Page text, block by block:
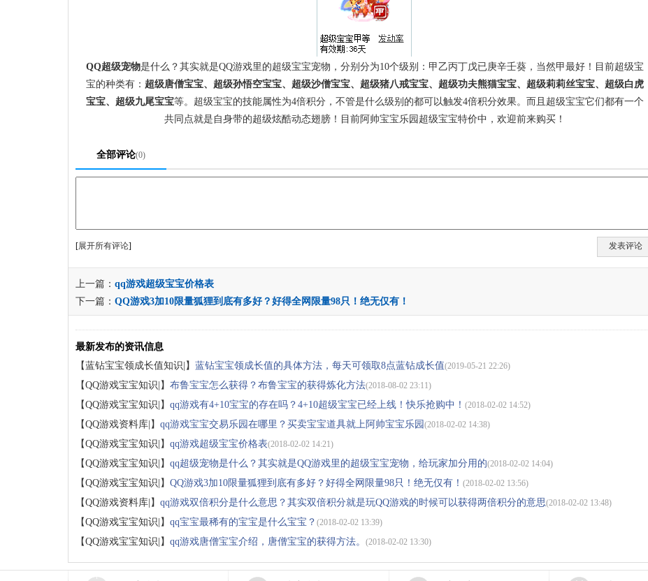
QQ超级宠物是什么？其实就是QQ游戏里的超级宝宝宠物，分别分为10个级别：甲乙丙丁戊已庚辛壬葵，当然甲最好！目前超级宝
宝的种类有： 超级唐僧宝宝、超级孙悟空宝宝、超级沙僧宝宝、超级猪八戒宝宝、超级功夫熊猫宝宝、超级莉莉丝宝宝、超级白虎
宝宝、超级九尾宝宝等。超级宝宝的技能属性为4倍积分，不管是什么级别的都可以触发4倍积分效果。而且超级宝宝它们都有一个
共同点就是自身带的超级炫酷动态翅膀！目前阿帅宝宝乐园超级宝宝特价中，欢迎前来购买！
全部评论(0)
[展开所有评论] 发表评论
上一篇： qq游戏超级宝宝价格表
下一篇： QQ游戏3加10限量狐狸到底有多好？好得全网限量98只！绝无仅有！
最新发布的资讯信息
【蓝钻宝宝领成长值知识|】 蓝钻宝宝领成长值的具体方法，每天可领取8点蓝钻成长值(2019-05-21 22:26)
【QQ游戏宝宝知识|】 布鲁宝宝怎么获得？布鲁宝宝的获得炼化方法(2018-08-02 23:11)
【QQ游戏宝宝知识|】 qq游戏有4+10宝宝的存在吗？4+10超级宝宝已经上线！快乐抢购中！ (2018-02-02 14:52)
【QQ游戏资料库|】 qq游戏宝宝交易乐园在哪里？买卖宝宝道具就上阿帅宝宝乐园 (2018-02-02 14:38)
【QQ游戏宝宝知识|】 qq游戏超级宝宝价格表(2018-02-02 14:21)
【QQ游戏宝宝知识|】 qq超级宠物是什么？其实就是QQ游戏里的超级宝宝宠物，给玩家加分用的(2018-02-02 14:04)
【QQ游戏宝宝知识|】 QQ游戏3加10限量狐狸到底有多好？好得全网限量98只！绝无仅有！ (2018-02-02 13:56)
【QQ游戏资料库|】 qq游戏双倍积分是什么意思？其实双倍积分就是玩QQ游戏的时候可以获得两倍积分的意思(2018-02-02 13:48)
【QQ游戏宝宝知识|】 qq宝宝最稀有的宝宝是什么宝宝？ (2018-02-02 13:39)
【QQ游戏宝宝知识|】 qq游戏唐僧宝宝介绍，唐僧宝宝的获得方法。 (2018-02-02 13:30)